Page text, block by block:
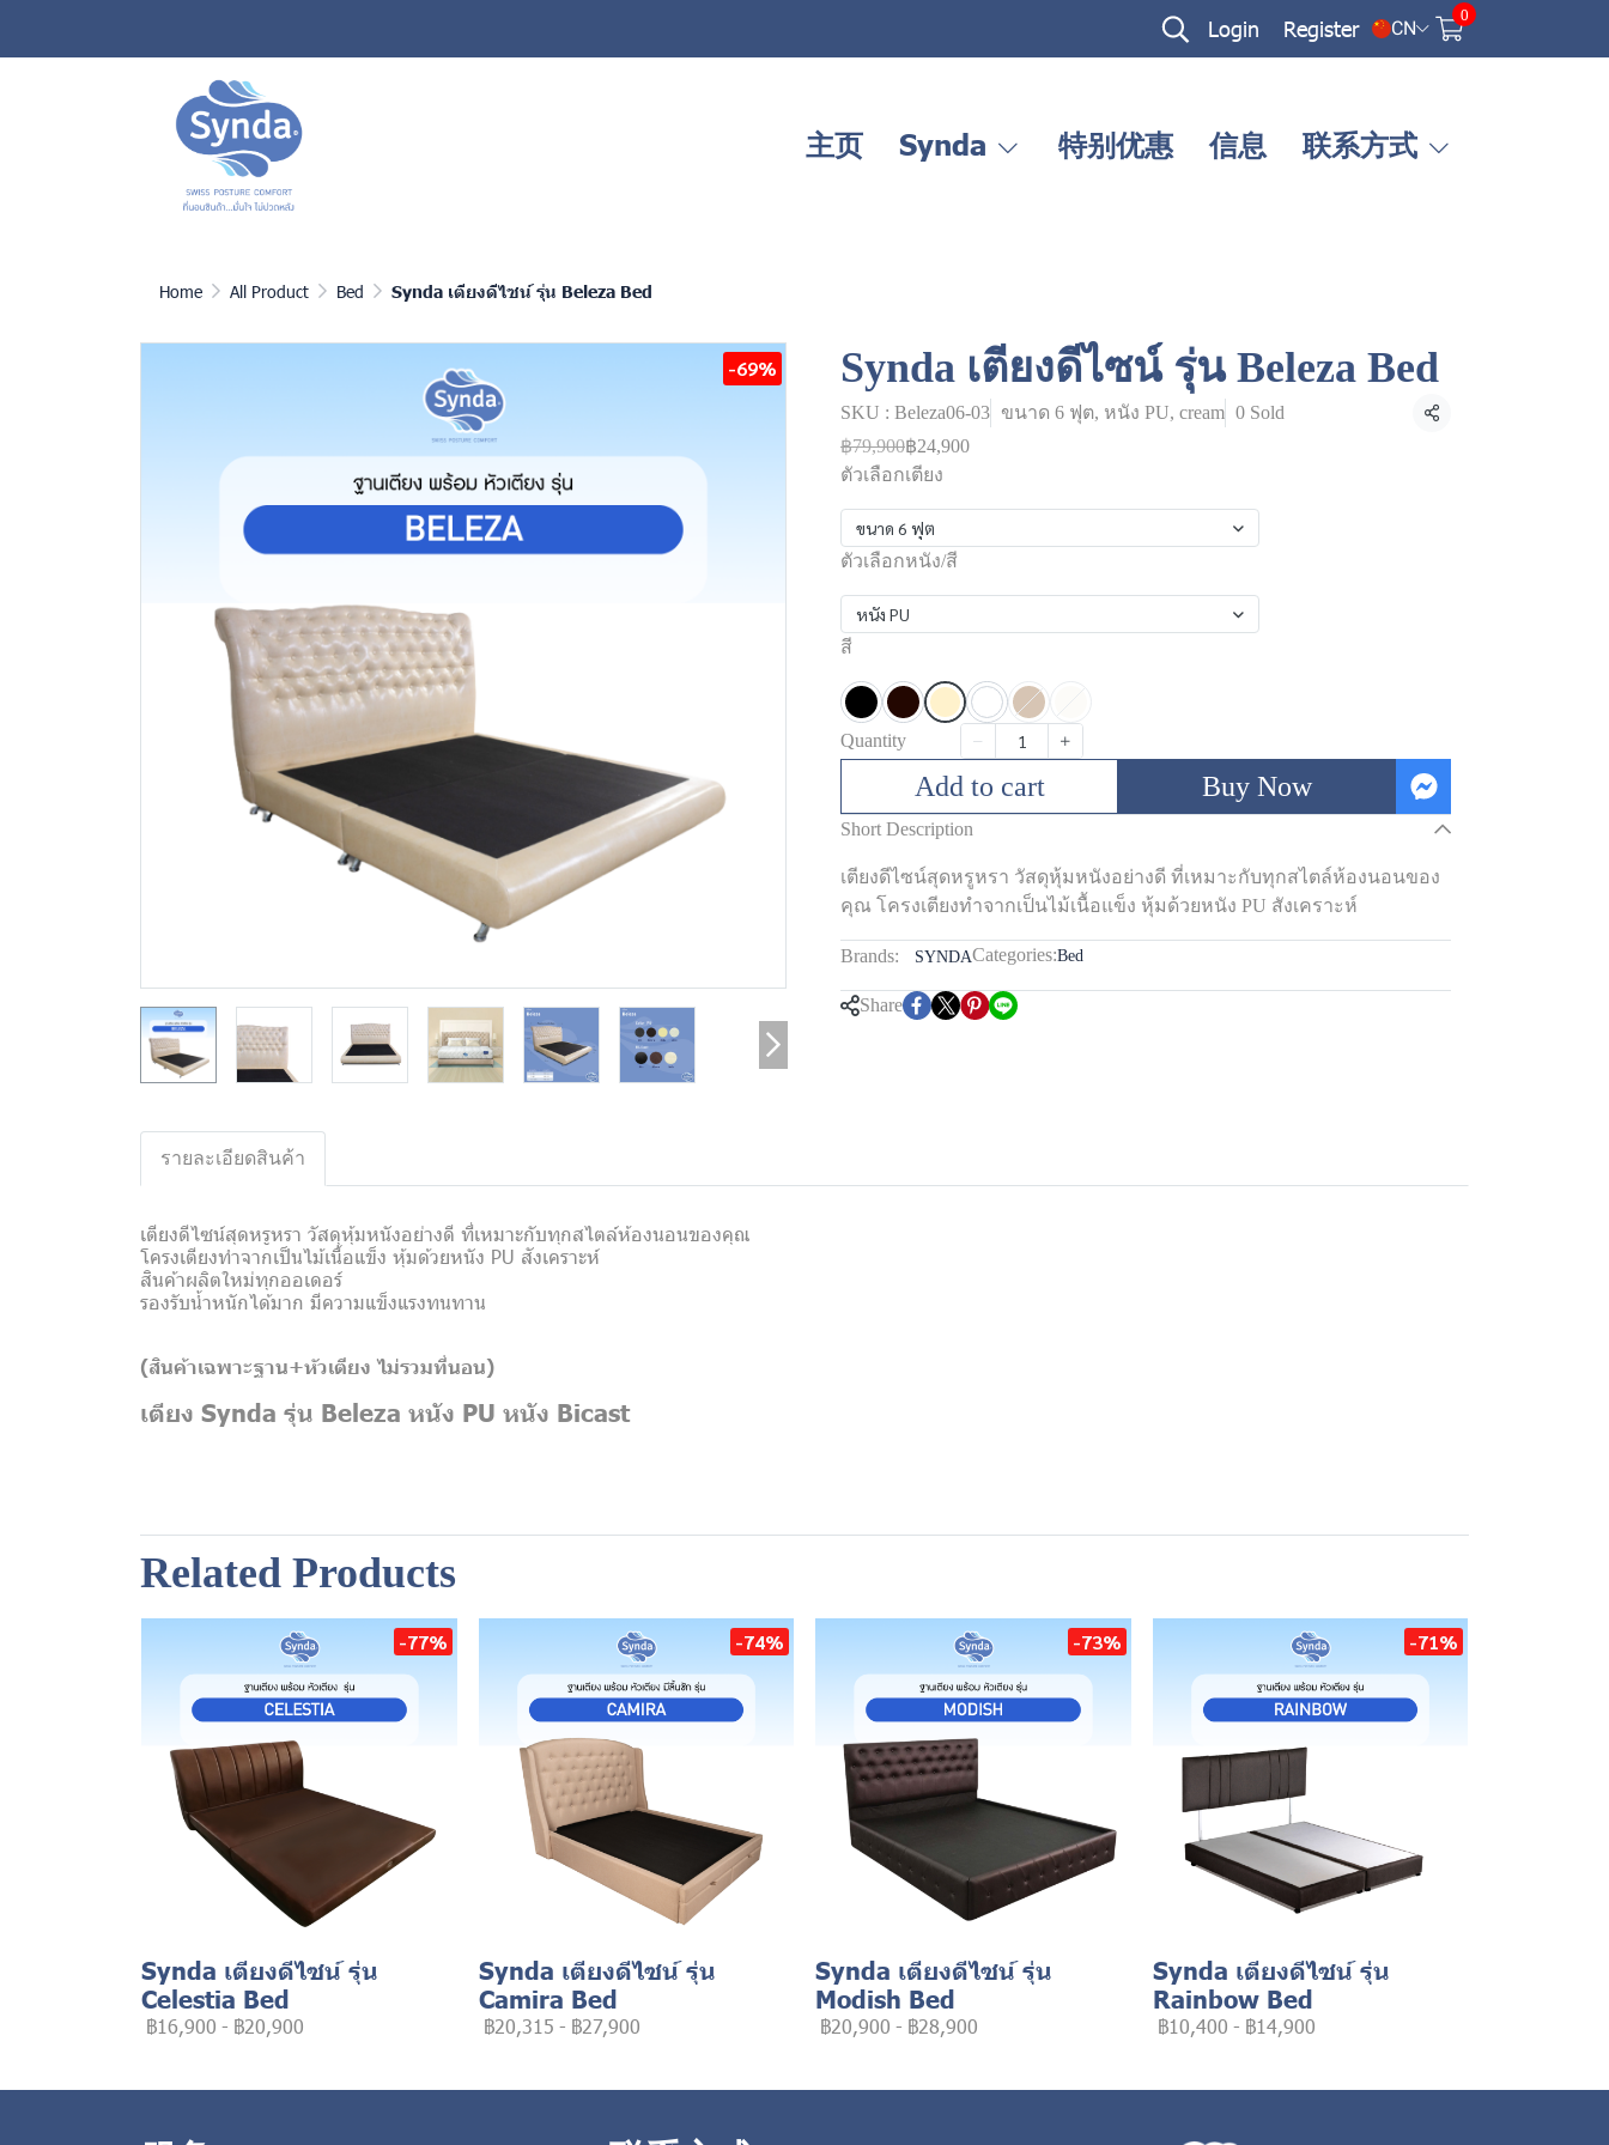
Login Register CN
0
主页 Synda 特别优惠 信息 联系方式
Home All Product Bed Synda เตียงดีไซน์ รุ่น Beleza Bed
-69% Synda เตียงดีไซน์ รุ่น Beleza Bed
SKU : Beleza06-03 ขนาด 6 ฟุต, หนัง PU, cream 0 Sold Share
฿79,900฿24,900
ตัวเลือกเตียง
ขนาด 6 ฟุต
ตัวเลือกหนัง/สี
หนัง PU
สี
Quantity
Add to cart Buy Now
Short Description
เตียงดีไซน์สุดหรูหรา วัสดุหุ้มหนังอย่างดี ที่เหมาะกับทุกสไตล์ห้องนอนของ
คุณ โครงเตียงทำจากเป็นไม้เนื้อแข็ง หุ้มด้วยหนัง PU สังเคราะห์
Brands: SYNDACategories:Bed
Share
รายละเอียดสินค้า
เตียงดีไซน์สุดหรูหรา วัสดุหุ้มหนังอย่างดี ที่เหมาะกับทุกสไตล์ห้องนอนของคุณ
โครงเตียงทำจากเป็นไม้เนื้อแข็ง หุ้มด้วยหนัง PU สังเคราะห์
สินค้าผลิตใหม่ทุกออเดอร์
รองรับน้ำหนักได้มาก มีความแข็งแรงทนทาน
(สินค้าเฉพาะฐาน+หัวเตียง ไม่รวมที่นอน)
เตียง Synda รุ่น Beleza หนัง PU หนัง Bicast
Related Products
-77%
Synda เตียงดีไซน์ รุ่น
Celestia Bed
฿16,900 - ฿20,900
-74%
Synda เตียงดีไซน์ รุ่น
Camira Bed
฿20,315 - ฿27,900
-73%
Synda เตียงดีไซน์ รุ่น
Modish Bed
฿20,900 - ฿28,900
-71%
Synda เตียงดีไซน์ รุ่น
Rainbow Bed
฿10,400 - ฿14,900